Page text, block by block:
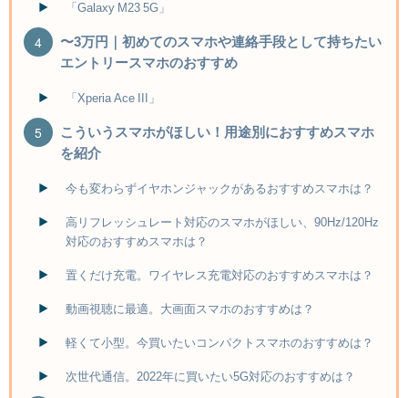
「Galaxy M23 5G」
〜3万円｜初めてのスマホや連絡手段として持ちたい
エントリースマホのおすすめ
「Xperia Ace III」
こういうスマホがほしい！用途別におすすめスマホ
を紹介
今も変わらずイヤホンジャックがあるおすすめスマホは？
高リフレッシュレート対応のスマホがほしい、90Hz/120Hz
対応のおすすめスマホは？
置くだけ充電。ワイヤレス充電対応のおすすめスマホは？
動画視聴に最適。大画面スマホのおすすめは？
軽くて小型。今買いたいコンパクトスマホのおすすめは？
次世代通信。2022年に買いたい5G対応のおすすめは？